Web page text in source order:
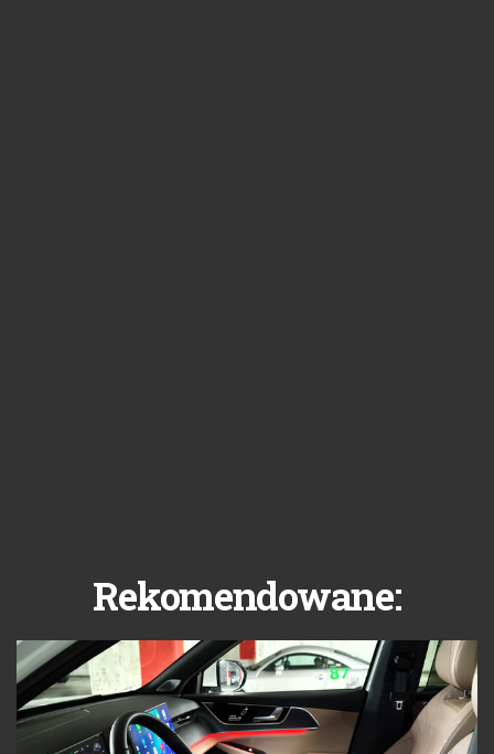
Rekomendowane: